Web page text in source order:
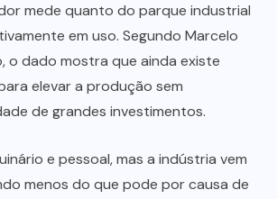
mede quanto do parque industrial
em uso. Segundo Marcelo
o dado mostra que ainda existe
elevar a produção sem
de grandes investimentos.
e pessoal, mas a indústria vem
menos do que pode por causa de